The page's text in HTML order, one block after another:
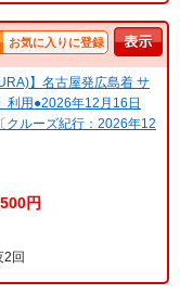
お気に入りに登録
】名古屋発広島着 サ
利用●2026年12月16日
クルーズ紀行：2026年12
円
2回